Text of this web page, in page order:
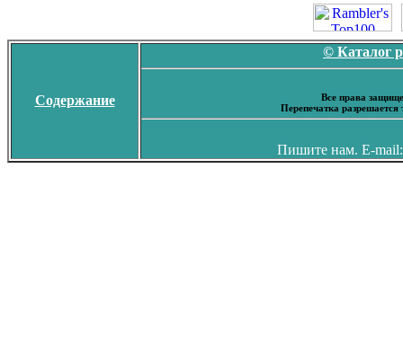
Содержание
© Каталог
Все права
Перепечатка
Пишите нам. E-